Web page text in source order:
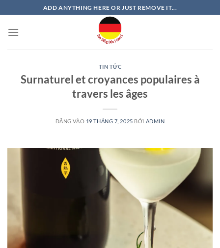
qua
nội
ADD ANYTHING HERE OR JUST REMOVE IT...
TIN TỨC
Surnaturel et croyances populaires à
travers les âges
ĐĂNG VÀO 19 THÁNG 7, 2025 BỞI ADMIN